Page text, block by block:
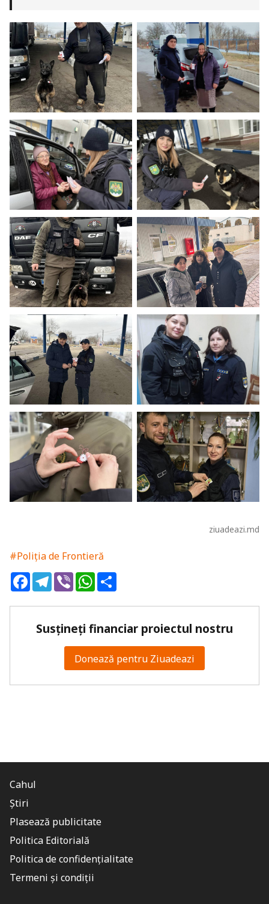
ziuadeazi.md
#Poliția de Frontieră
FacebookTelegram
ViberWhatsApp
Susțineți financiar proiectul nostru
Donează pentru Ziuadeazi
Cahul
Știri
Plasează publicitate
Politica Editorială
Politica de confidențialitate
Termeni și condiții